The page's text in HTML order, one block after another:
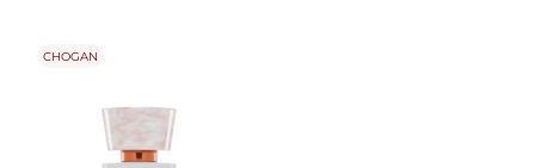
CHOGAN